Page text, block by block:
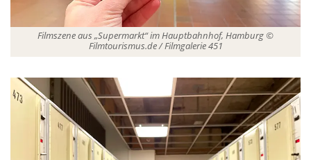
Filmszene aus „Supermarkt“ im Hauptbahnhof, Hamburg ©
Filmtourismus.de / Filmgalerie 451